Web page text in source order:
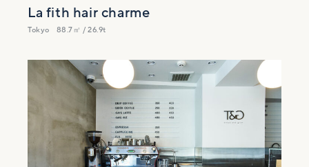
La fith hair charme
Tokyo 88.7㎡ / 26.9t